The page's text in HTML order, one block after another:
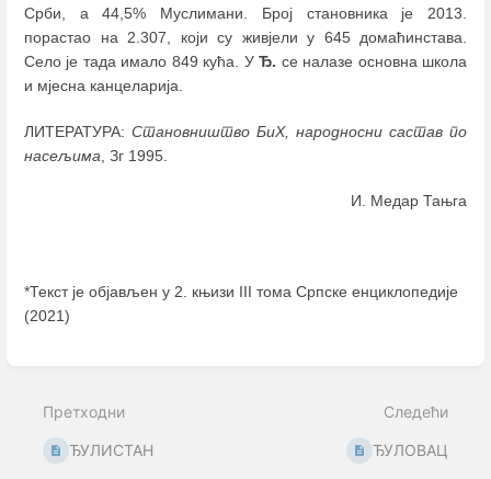
Срби, а 44,5% Муслимани. Број становника је 2013.
порастао на 2.307, који су живјели у 645 домаћинстава.
Село је тада имало 849 кућа. УЂ. се налазе основна школа
и мјесна канцеларија.
ЛИТЕРАТУРА: Становништво БиХ, народносни састав по
насељима , Зг 1995.
И. Медар Тањга
*Текст је објављен у 2. књизи III тома Српске енциклопедије
(2021)
mode
Претходни
ЂУЛИСТАН
Следећи
ЂУЛОВАЦ